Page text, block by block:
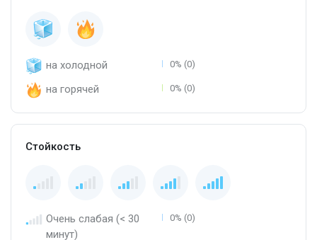
на холодной 0% (0)
на горячей 0% (0)
Стойкость
Очень слабая (< 30
минут)
0% (0)